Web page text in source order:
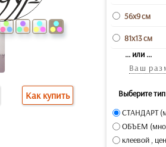
Как купить
56x9 см
81x13 см
... или ...
Ваш
Выберите тип
СТАНДАРТ
ОБЪЕМ
клеевой ,